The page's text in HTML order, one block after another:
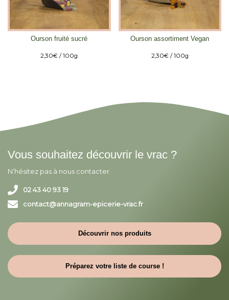
Ourson fruité sucré
2,30€ / 100g
Ourson assortiment Vegan
2,30€ / 100g
Vous souhaitez découvrir le vrac ?
N’hésitez pas à nous contacter.
02 43 40 93 19
contact@annagram-epicerie-vrac.fr
Découvrir nos produits
Préparez votre liste de course !